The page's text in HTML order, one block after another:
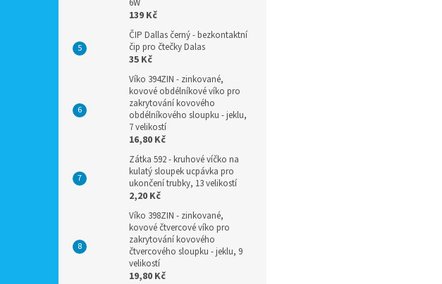
6W
139 Kč
ČIP Dallas černý - bezkontaktní
čip pro čtečky Dalas
35 Kč
Víko 394ZIN - zinkované,
kovové obdélníkové víko pro
zakrytování kovového
obdélníkového sloupku - jeklu,
7 velikostí
16,80 Kč
Zátka 592 - kruhové víčko na
kulatý sloupek ucpávka pro
ukončení trubky, 13 velikostí
2,20 Kč
Víko 398ZIN - zinkované,
kovové čtvercové víko pro
zakrytování kovového
čtvercového sloupku - jeklu, 9
velikostí
19,80 Kč